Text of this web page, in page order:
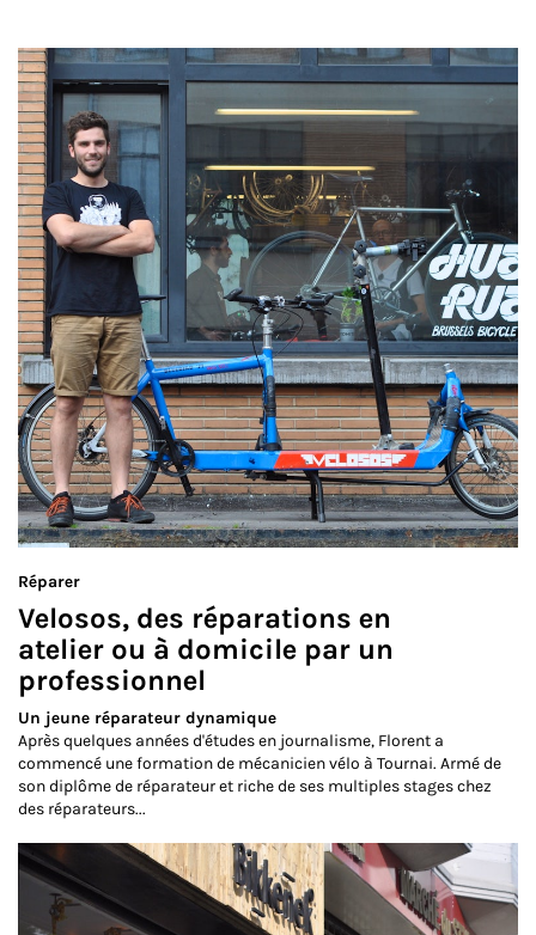
Réparer
Velosos, des réparations en
atelier ou à domicile par un
professionnel
Un jeune réparateur dynamique
Après quelques années d'études en journalisme, Florent a
commencé une formation de mécanicien vélo à Tournai. Armé de
son diplôme de réparateur et riche de ses multiples stages chez
des réparateurs...
Lire la suite